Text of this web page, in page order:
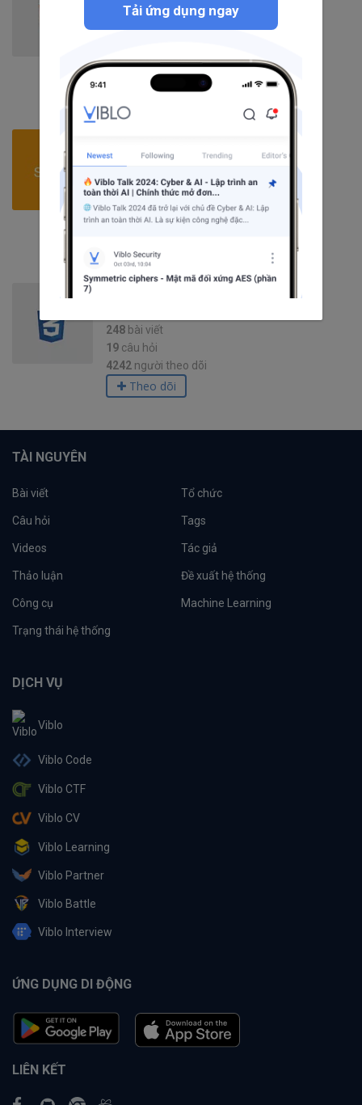
5100người theo dõi
Theo dõi
124 bài viết
5câu hỏi
1377người theo dõi
248 bài viết
19 câu hỏi
4242 người theo dõi
Theo dõi
TÀI NGUYÊN
Bài viết Tổ chức
Câu hỏi Tags
Videos Tác giả
Thảo luận Đề xuất hệ thống
Công cụ Machine Learning
Trạng thái hệ thống
DỊCH VỤ
Viblo
Viblo Code
Viblo CTF
Viblo CV
Viblo Learning
Viblo Partner
Viblo Battle
Viblo Interview
ỨNG DỤNG DI ĐỘNG
LIÊN KẾT
Tải ứng dụng ngay